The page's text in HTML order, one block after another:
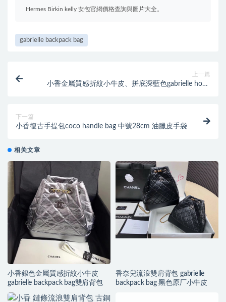
Hermes Birkin kelly 女包官網價格查詢與圖片大全。
gabrielle backpack bag
上一篇
小香金屬質感折紋小牛皮、拼底深藍色gabrielle hobo
下一篇
小香復古手提包coco handle bag 中號28cm 油臘皮手袋
相关文章
小香銀色金屬質感折紋小牛皮
gabrielle backpack bag雙肩背包
香奈兒流浪雙肩背包 gabrielle
backpack bag 黑色原厂小牛皮